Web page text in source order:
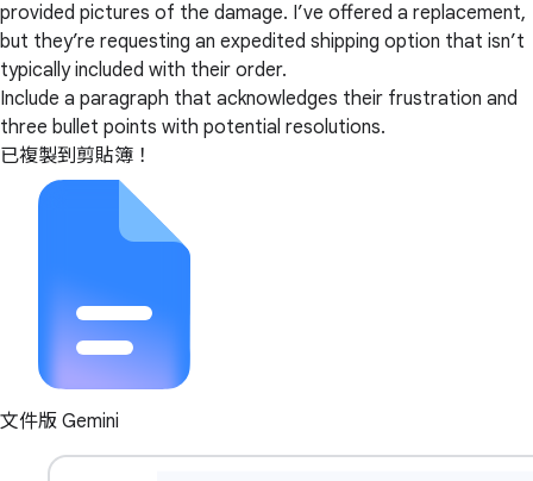
provided pictures of the damage. I’ve offered a replacement,
but they’re requesting an expedited shipping option that isn’t
typically included with their order.
Include a paragraph that acknowledges their frustration and
three bullet points with potential resolutions.
已複製到剪貼簿！
文件版 Gemini